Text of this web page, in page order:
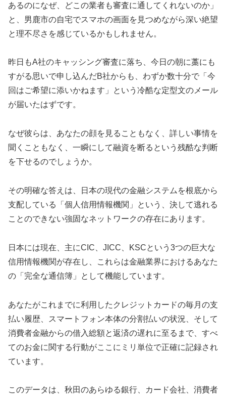
あるのになぜ、どこの業者も審査に通してくれないのか」
と、男鹿市の自宅でスマホの画面を見つめながら深い絶望
と理不尽さを感じているかもしれません。
昨日もA社のキャッシング審査に落ち、今日の朝に藁にも
すがる思いで申し込んだB社からも、わずか数十分で「今
回はご希望に添いかねます」という冷酷な定型文のメール
が届いたはずです。
なぜ彼らは、あなたの顔を見ることもなく、詳しい事情を
聞くこともなく、一瞬にして融資を断るという残酷な判断
を下せるのでしょうか。
その明確な答えは、日本の現代の金融システムを根底から
支配している「個人信用情報機関」という、決して逃れる
ことのできない強固なネットワークの存在にあります。
日本には現在、主にCIC、JICC、KSCという3つの巨大な
信用情報機関が存在し、これらは金融業界におけるあなた
の「完全な通信簿」として機能しています。
あなたがこれまでに利用したクレジットカードの毎月の支
払い履歴、スマートフォン本体の分割払いの状況、そして
消費者金融からの借入総額と返済の遅れに至るまで、すべ
てのお金に関する行動がここにミリ単位で正確に記録され
ています。
このデータは、秋田のあらゆる銀行、カード会社、消費者